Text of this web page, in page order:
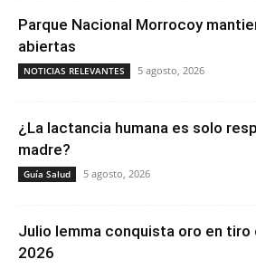
Parque Nacional Morrocoy
abiertas
NOTICIAS RELEVANTES 5 agosto, 2026
¿La lactancia humana es solo
madre?
Guía Salud 5 agosto, 2026
Julio Iemma conquista oro en tiro
2026